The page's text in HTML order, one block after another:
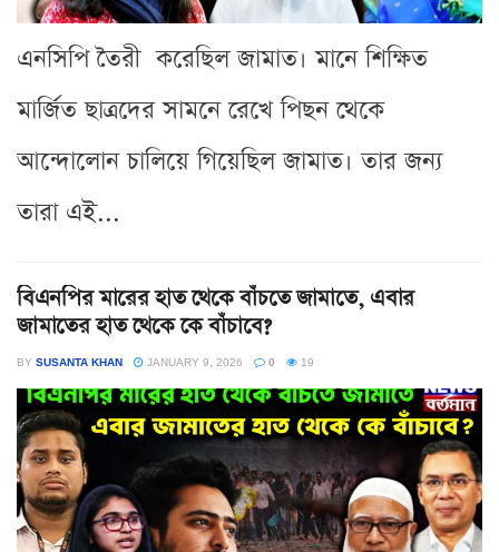
এনসিপি তৈরী করেছিল জামাত। মানে শিক্ষিত
মার্জিত ছাত্রদের সামনে রেখে পিছন থেকে
আন্দোলোন চালিয়ে গিয়েছিল জামাত। তার জন্য
তারা এই...
বিএনপির মারের হাত থেকে বাঁচতে জামাতে, এবার
জামাতের হাত থেকে কে বাঁচাবে?
BY SUSANTA KHAN JANUARY 9, 2026 0 19